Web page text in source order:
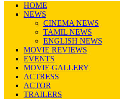
HOME
NEWS
CINEMA NEWS
TAMIL NEWS
ENGLISH NEWS
MOVIE REVIEWS
EVENTS
MOVIE GALLERY
ACTRESS
ACTOR
TRAILERS